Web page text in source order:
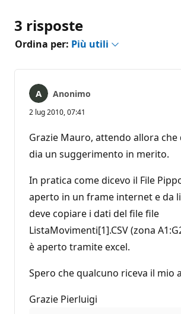
3 risposte
Ordina per: Più utili
Anonimo
2 lug 2010, 07:41
Grazie Mauro, attendo allora che
dia un suggerimento in merito.
In pratica come dicevo il File
aperto in un frame internet e da
deve copiare i dati del file file
ListaMovimenti[1].CSV (zona
è aperto tramite excel.
Spero che qualcuno riceva il mio
Grazie Pierluigi